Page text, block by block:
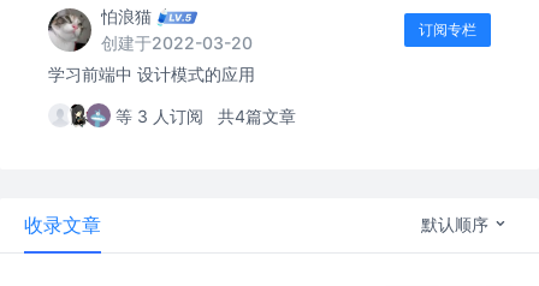
怕浪猫
创建于2022-03-20
订阅专栏
学习前端中 设计模式的应用
等 3 人订阅 共4篇文章
收录文章 默认顺序